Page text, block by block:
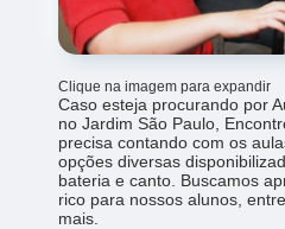
Clique na imagem para expandir
Caso esteja procurando por
no Jardim São Paulo,
precisa contando com os
opções diversas
bateria e canto. Buscamos
rico para nossos alunos,
mais.